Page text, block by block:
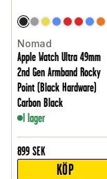
Nomad
Apple Watch Ultra 49mm
2nd Gen Armband Rocky
Point (Black Hardware)
Carbon Black
I lager
899 SEK
KÖP